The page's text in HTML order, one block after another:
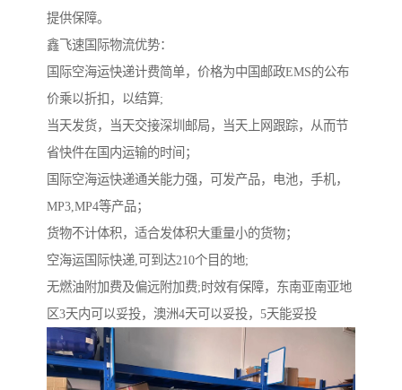
提供保障。
鑫飞速国际物流优势：
国际空海运快递计费简单，价格为中国邮政EMS的公布
价乘以折扣，以结算;
当天发货，当天交接深圳邮局，当天上网跟踪，从而节
省快件在国内运输的时间；
国际空海运快递通关能力强，可发产品，电池，手机，
MP3,MP4等产品；
货物不计体积，适合发体积大重量小的货物；
空海运国际快递,可到达210个目的地;
无燃油附加费及偏远附加费;时效有保障，东南亚南亚地
区3天内可以妥投，澳洲4天可以妥投，5天能妥投